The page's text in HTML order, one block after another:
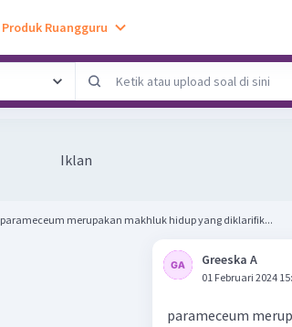
Produk Ruangguru
Iklan
parameceum merupakan makhluk hidup yang diklarifik...
Greeska A
01 Februari 2024
parameceum